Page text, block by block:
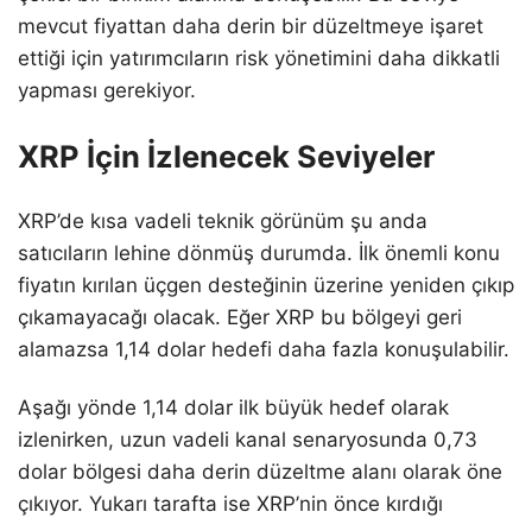
mevcut fiyattan daha derin bir düzeltmeye işaret
ettiği için yatırımcıların risk yönetimini daha dikkatli
yapması gerekiyor.
XRP İçin İzlenecek Seviyeler
XRP’de kısa vadeli teknik görünüm şu anda
satıcıların lehine dönmüş durumda. İlk önemli konu
fiyatın kırılan üçgen desteğinin üzerine yeniden çıkıp
çıkamayacağı olacak. Eğer XRP bu bölgeyi geri
alamazsa 1,14 dolar hedefi daha fazla konuşulabilir.
Aşağı yönde 1,14 dolar ilk büyük hedef olarak
izlenirken, uzun vadeli kanal senaryosunda 0,73
dolar bölgesi daha derin düzeltme alanı olarak öne
çıkıyor. Yukarı tarafta ise XRP’nin önce kırdığı